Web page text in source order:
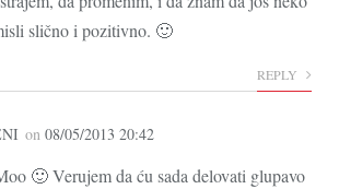
slično i pozitivno. 🙂
REPLY
on 08/05/2013 20:42
🙂 Verujem da ću sada delovati glupavo